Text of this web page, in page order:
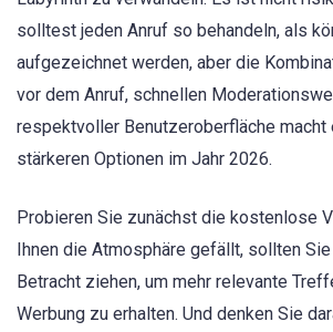
solltest jeden Anruf so behandeln, als
aufgezeichnet werden, aber die
vor dem Anruf, schnellen
respektvoller Benutzeroberfläche macht
stärkeren Optionen im Jahr 2026.
Probieren Sie zunächst die kostenlose
Ihnen die Atmosphäre gefällt, sollten
Betracht ziehen, um mehr relevante
Werbung zu erhalten. Und denken Sie